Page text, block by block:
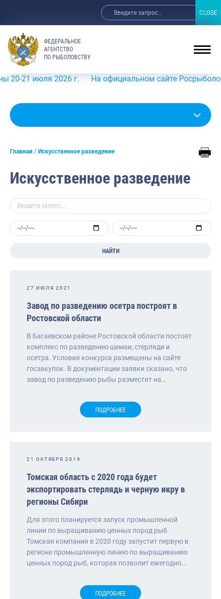
ФЕДЕРАЛЬНОЕ
АГЕНТСТВО
ПО РЫБОЛОВСТВУ
2026 г. На официальном сайте Росрыболовства в
Главная Искусственное разведение
Искусственное разведение
НАЙТИ
27 ИЮЛЯ 2021
Завод по разведению осетра построят в
Ростовской области
В Багаевском районе Ростовской области постоят
комплекс по разведению шемаи, стерляди и
осетра. Условия конкурса размещены на сайте
госзакупок. В документации заявки сказано, что
завод по разведению рыбы разместят на…
ПОДРОБНЕЕ
21 ОКТЯБРЯ 2019
Томская область с 2020 года будет
экспортировать стерлядь и черную икру в
регионы Сибири
Для этого планируется запуск промышленной
линии по выращиванию ценных пород рыб
Томская компания в 2020 году запустит первую в
регионе промышленную линию по выращиванию
ценных пород рыб, которая позволит ежегодно…
ПОДРОБНЕЕ
CLOSE
CLOSE